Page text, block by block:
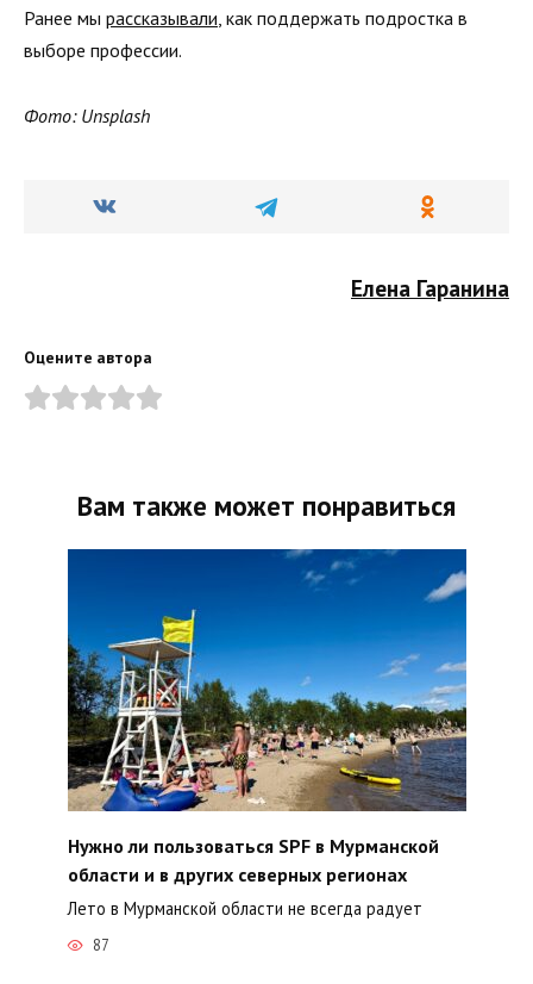
Ранее мы рассказывали, как поддержать подростка в
выборе профессии.
Фото: Unsplash
Елена Гаранина
Оцените автора
Вам также может понравиться
Нужно ли пользоваться SPF в Мурманской
области и в других северных регионах
Лето в Мурманской области не всегда радует
87